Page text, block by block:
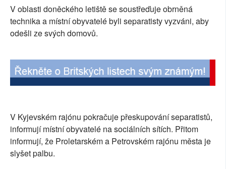
PŘÍSPĚVKY NA PROVOZ
SOCIÁLNÍ SÍTĚ
PLNÁ VERZE STRÁNEK
V oblasti doněckého letiště se soustřeďuje obrněná
technika a místní obyvatelé byli separatisty vyzváni, aby
odešli ze svých domovů.
V Kyjevském rajónu pokračuje přeskupování separatistů,
informují místní obyvatelé na sociálních sítích. Přitom
informují, že Proletarském a Petrovském rajónu města je
slyšet palbu.